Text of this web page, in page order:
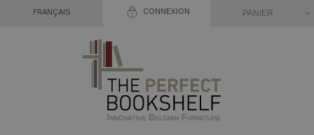
CONNEXION
FRANÇAIS PANIER